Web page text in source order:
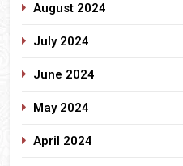
August 2024
July 2024
June 2024
May 2024
April 2024